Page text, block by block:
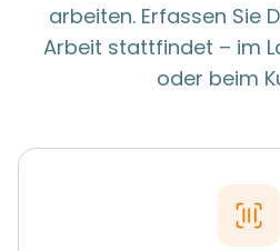
arbeiten. Erfassen Sie
Arbeit stattfindet – im
oder beim